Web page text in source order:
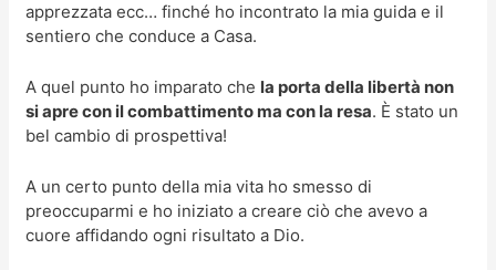
apprezzata ecc… finché ho incontrato la mia guida e il
sentiero che conduce a Casa.
A quel punto ho imparato che la porta della libertà non
si apre con il combattimento ma con la resa. È stato un
bel cambio di prospettiva!
A un certo punto della mia vita ho smesso di
preoccuparmi e ho iniziato a creare ciò che avevo a
cuore affidando ogni risultato a Dio.